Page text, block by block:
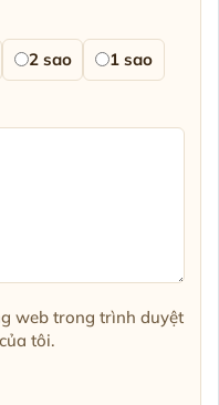
2 sao 1 sao
web trong trình duyệt
tôi.